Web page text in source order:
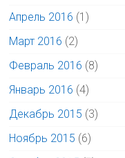
Апрель 2016 (1)
Март 2016 (2)
Февраль 2016 (8)
Январь 2016 (4)
Декабрь 2015 (3)
Ноябрь 2015 (6)